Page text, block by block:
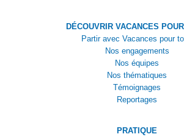
DÉCOUVRIR VACANCES
Partir avec Vacances pour
Nos engagements
Nos équipes
Nos thématiques
Témoignages
Reportages
PRATIQUE